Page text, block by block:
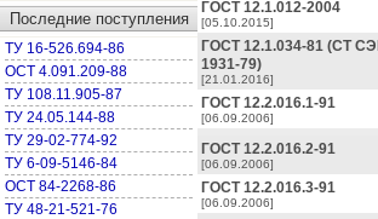
Последние поступления
ТУ 16-526.694-86
ОСТ 4.091.209-88
ТУ 108.11.905-87
ТУ 24.05.144-88
ТУ 29-02-774-92
ТУ 6-09-5146-84
ОСТ 84-2268-86
ТУ 48-21-521-76
ГОСТ 12.1.012-2004
[05.10.2015]
ГОСТ 12.1.034-81 (СТ
1931-79)
[21.01.2016]
ГОСТ 12.2.016.1-91
[06.09.2006]
ГОСТ 12.2.016.2-91
[06.09.2006]
ГОСТ 12.2.016.3-91
[06.09.2006]